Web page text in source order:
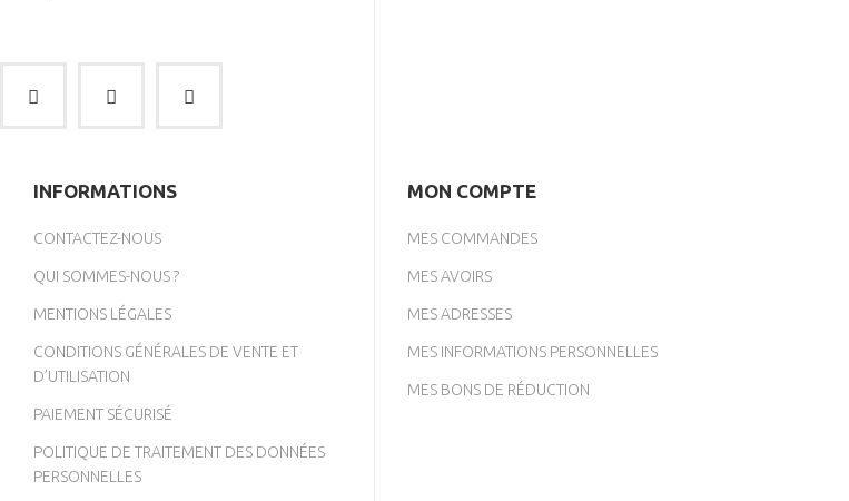
INFORMATIONS
CONTACTEZ-NOUS
QUI SOMMES-NOUS ?
MENTIONS LÉGALES
CONDITIONS GÉNÉRALES DE VENTE ET
D’UTILISATION
PAIEMENT SÉCURISÉ
POLITIQUE DE TRAITEMENT DES DONNÉES
PERSONNELLES
MON COMPTE
MES COMMANDES
MES AVOIRS
MES ADRESSES
MES INFORMATIONS PERSONNELLES
MES BONS DE RÉDUCTION